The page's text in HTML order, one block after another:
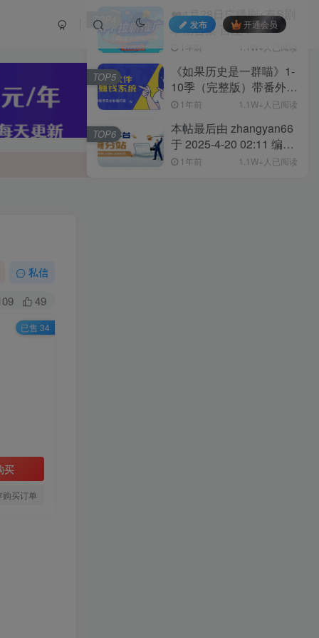
发布 开通会员
私信
49
买
买订单
已售 34
❤️4月28日广播剧+有S剧
单期合集 百度：
1年前 1.1W+人已阅读
TOP4
《如果历史是一群喵》1-
10季（完整版）带番外篇
和MP3 链接:
1年前 1.1W+人已阅读
TOP5
本帖最后由 zhangyan66
于 2025-4-20 02:11 编辑
4月20日广播剧+有S剧单
1年前 1.1W+人已阅读
TOP6